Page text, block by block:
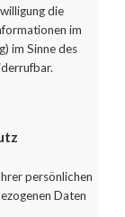
die
im
im Sinne des
persönlichen
Daten